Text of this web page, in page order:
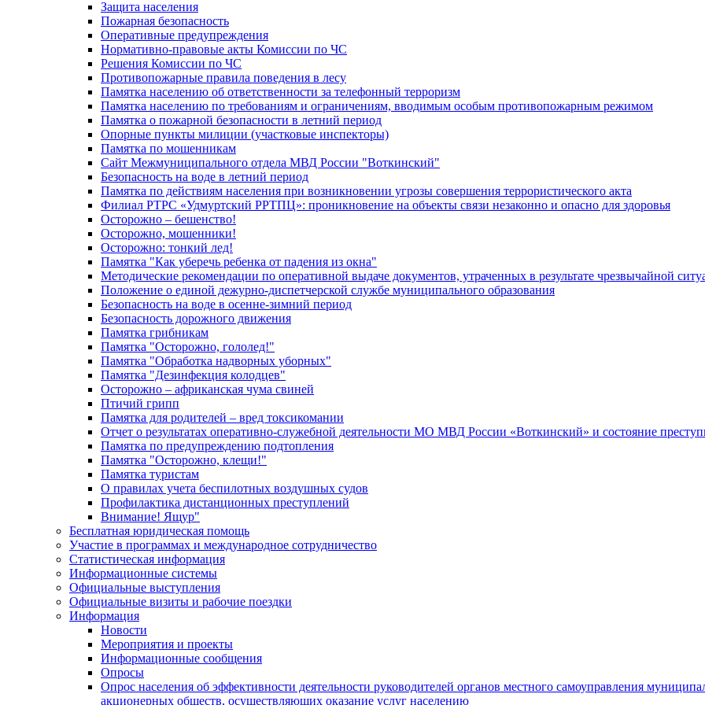
Защита населения
Пожарная безопасность
Оперативные предупреждения
Нормативно-правовые акты Комиссии по ЧС
Решения Комиссии по ЧС
Противопожарные правила поведения в лесу
Памятка населению об ответственности за телефонный терроризм
Памятка населению по требованиям и ограничениям, вводимым особым противопожарным режимом
Памятка о пожарной безопасности в летний период
Опорные пункты милиции (участковые инспекторы)
Памятка по мошенникам
Сайт Межмуниципального отдела МВД России "Воткинский"
Безопасность на воде в летний период
Памятка по действиям населения при возникновении угрозы совершения террористического акта
Филиал РТРС «Удмуртский РРТПЦ»: проникновение на объекты связи незаконно и опасно для здоровья
Осторожно – бешенство!
Осторожно, мошенники!
Осторожно: тонкий лед!
Памятка "Как уберечь ребенка от падения из окна"
Методические рекомендации по оперативной выдаче документов, утраченных в результате чрезвычайной
Положение о единой дежурно-диспетчерской службе муниципального образования
Безопасность на воде в осенне-зимний период
Безопасность дорожного движения
Памятка грибникам
Памятка "Осторожно, гололед!"
Памятка "Обработка надворных уборных"
Памятка "Дезинфекция колодцев"
Осторожно – африканская чума свиней
Птичий грипп
Памятка для родителей – вред токсикомании
Отчет о результатах оперативно-служебной деятельности МО МВД России «Воткинский» и состояние
Памятка по предупреждению подтопления
Памятка "Осторожно, клещи!"
Памятка туристам
О правилах учета беспилотных воздушных судов
Профилактика дистанционных преступлений
Внимание! Ящур"
Бесплатная юридическая помощь
Участие в программах и международное сотрудничество
Статистическая информация
Информационные системы
Официальные выступления
Официальные визиты и рабочие поездки
Информация
Новости
Мероприятия и проекты
Информационные сообщения
Опросы
Опрос населения об эффективности деятельности руководителей органов местного самоуправления
акционерных обществ, осуществляющих оказание услуг населению